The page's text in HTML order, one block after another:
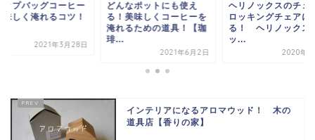
ップバッグコーヒー
味しく淹れるコツ！
2021年3月28日
どんなポットにも使え
る！美味しくコーヒーを
淹れるための道具！【珈
琲...
2021年6月2日
ヘリノックスのチェ
ロッキングチェアに
る！ ヘリノック
ッ...
2020年6
インテリアになるアロマウッド！ 木の
道具店【香りの家】